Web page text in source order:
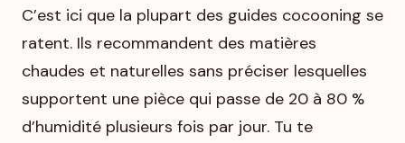
C’est ici que la plupart des guides cocooning se
ratent. Ils recommandent des matières
chaudes et naturelles sans préciser lesquelles
supportent une pièce qui passe de 20 à 80 %
d’humidité plusieurs fois par jour. Tu te